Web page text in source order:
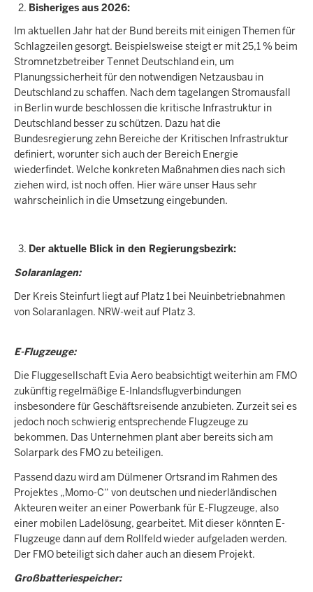
Bisheriges aus 2026:
Im aktuellen Jahr hat der Bund bereits mit einigen Themen für
Schlagzeilen gesorgt. Beispielsweise steigt er mit 25,1 % beim
Stromnetzbetreiber Tennet Deutschland ein, um
Planungssicherheit für den notwendigen Netzausbau in
Deutschland zu schaffen. Nach dem tagelangen Stromausfall
in Berlin wurde beschlossen die kritische Infrastruktur in
Deutschland besser zu schützen. Dazu hat die
Bundesregierung zehn Bereiche der Kritischen Infrastruktur
definiert, worunter sich auch der Bereich Energie
wiederfindet. Welche konkreten Maßnahmen dies nach sich
ziehen wird, ist noch offen. Hier wäre unser Haus sehr
wahrscheinlich in die Umsetzung eingebunden.
Der aktuelle Blick in den Regierungsbezirk:
Solaranlagen:
Der Kreis Steinfurt liegt auf Platz 1 bei Neuinbetriebnahmen
von Solaranlagen. NRW-weit auf Platz 3.
E-Flugzeuge:
Die Fluggesellschaft Evia Aero beabsichtigt weiterhin am FMO
zukünftig regelmäßige E-Inlandsflugverbindungen
insbesondere für Geschäftsreisende anzubieten. Zurzeit sei es
jedoch noch schwierig entsprechende Flugzeuge zu
bekommen. Das Unternehmen plant aber bereits sich am
Solarpark des FMO zu beteiligen.
Passend dazu wird am Dülmener Ortsrand im Rahmen des
Projektes „Momo-C“ von deutschen und niederländischen
Akteuren weiter an einer Powerbank für E-Flugzeuge, also
einer mobilen Ladelösung, gearbeitet. Mit dieser könnten E-
Flugzeuge dann auf dem Rollfeld wieder aufgeladen werden.
Der FMO beteiligt sich daher auch an diesem Projekt.
Großbatteriespeicher: